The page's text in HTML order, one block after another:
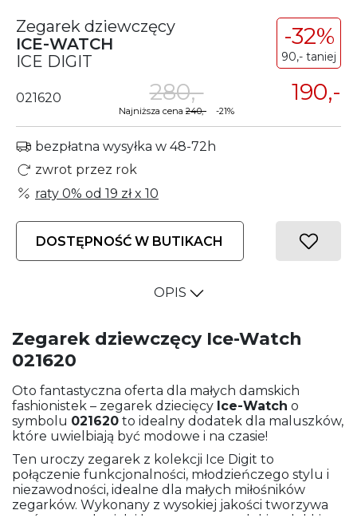
Zegarek dziewczęcy
ICE-WATCH
ICE DIGIT
-32%
90,- taniej
021620 190,-
280,-
Najniższa cena 240,- -21%
bezpłatna wysyłka w 48-72h
zwrot przez rok
raty 0% od 19 złx 10
DOSTĘPNOŚĆ W BUTIKACH
OPIS
Zegarek dziewczęcy Ice-Watch
021620
Oto fantastyczna oferta dla małych damskich
fashionistek – zegarek dziecięcy Ice-Watch o
symbolu 021620 to idealny dodatek dla maluszków,
które uwielbiają być modowe i na czasie!
Ten uroczy zegarek z kolekcji Ice Digit to
połączenie funkcjonalności, młodzieńczego stylu i
niezawodności, idealne dla małych miłośników
zegarków. Wykonany z wysokiej jakości tworzywa